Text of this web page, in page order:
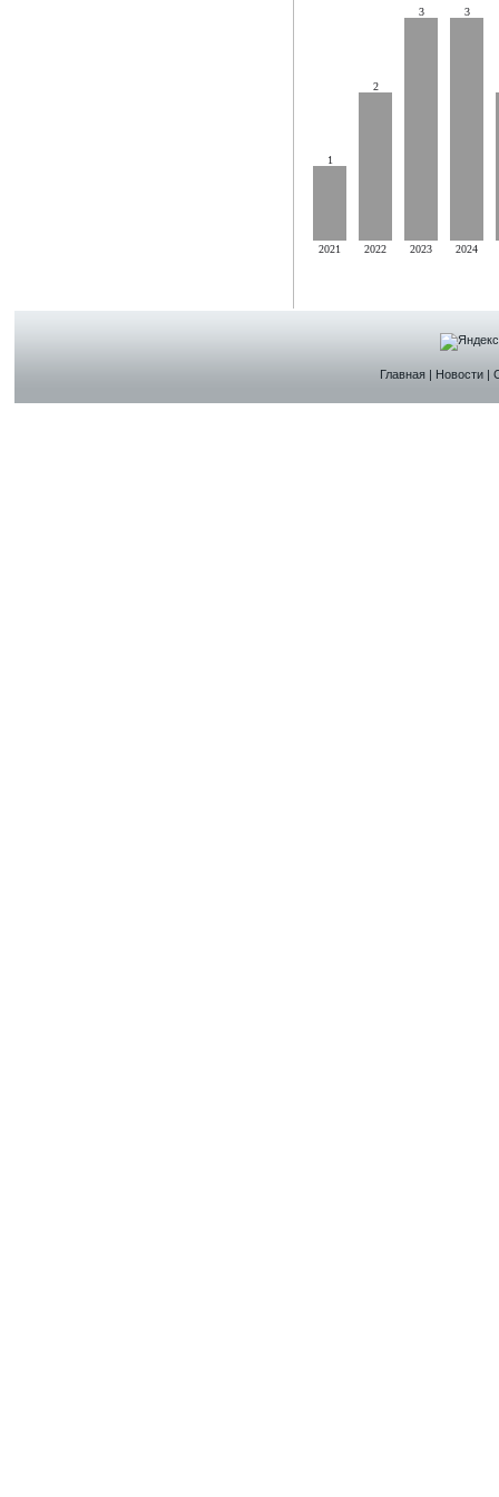
1
2
3 3
2021 2022 2023 2024
Главная| Новости|